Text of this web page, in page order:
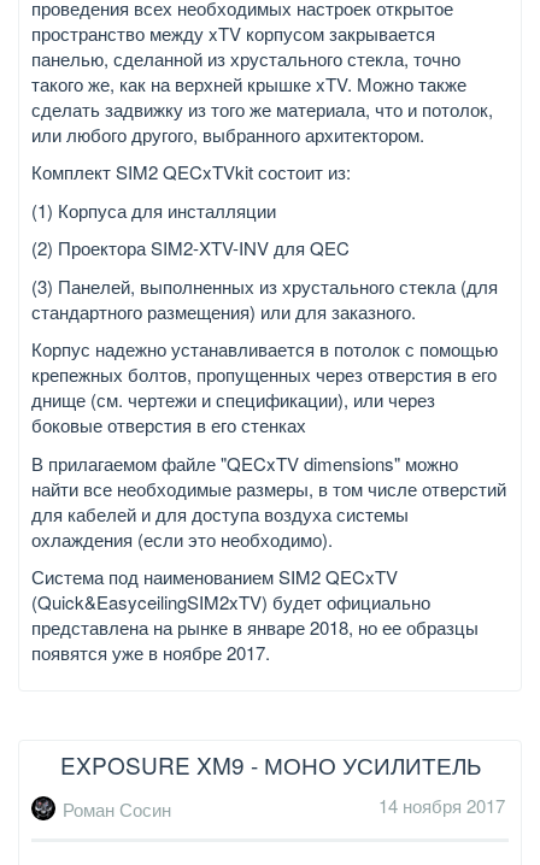
проведения всех необходимых настроек открытое
пространство между xTV корпусом закрывается
панелью, сделанной из хрустального стекла, точно
такого же, как на верхней крышке xTV. Можно также
сделать задвижку из того же материала, что и потолок,
или любого другого, выбранного архитектором.
Комплект SIM2 QECxTVkit состоит из:
(1) Корпуса для инсталляции
(2) Проектора SIM2-XTV-INV для QEC
(3) Панелей, выполненных из хрустального стекла (для
стандартного размещения) или для заказного.
Корпус надежно устанавливается в потолок с помощью
крепежных болтов, пропущенных через отверстия в его
днище (см. чертежи и спецификации), или через
боковые отверстия в его стенках
В прилагаемом файле "QECxTV dimensions" можно
найти все необходимые размеры, в том числе отверстий
для кабелей и для доступа воздуха системы
охлаждения (если это необходимо).
Система под наименованием SIM2 QECxTV
(Quick&EasyceilingSIM2xTV) будет официально
представлена на рынке в январе 2018, но ее образцы
появятся уже в ноябре 2017.
EXPOSURE XM9 - МОНО УСИЛИТЕЛЬ
Роман Сосин 14 ноября 2017